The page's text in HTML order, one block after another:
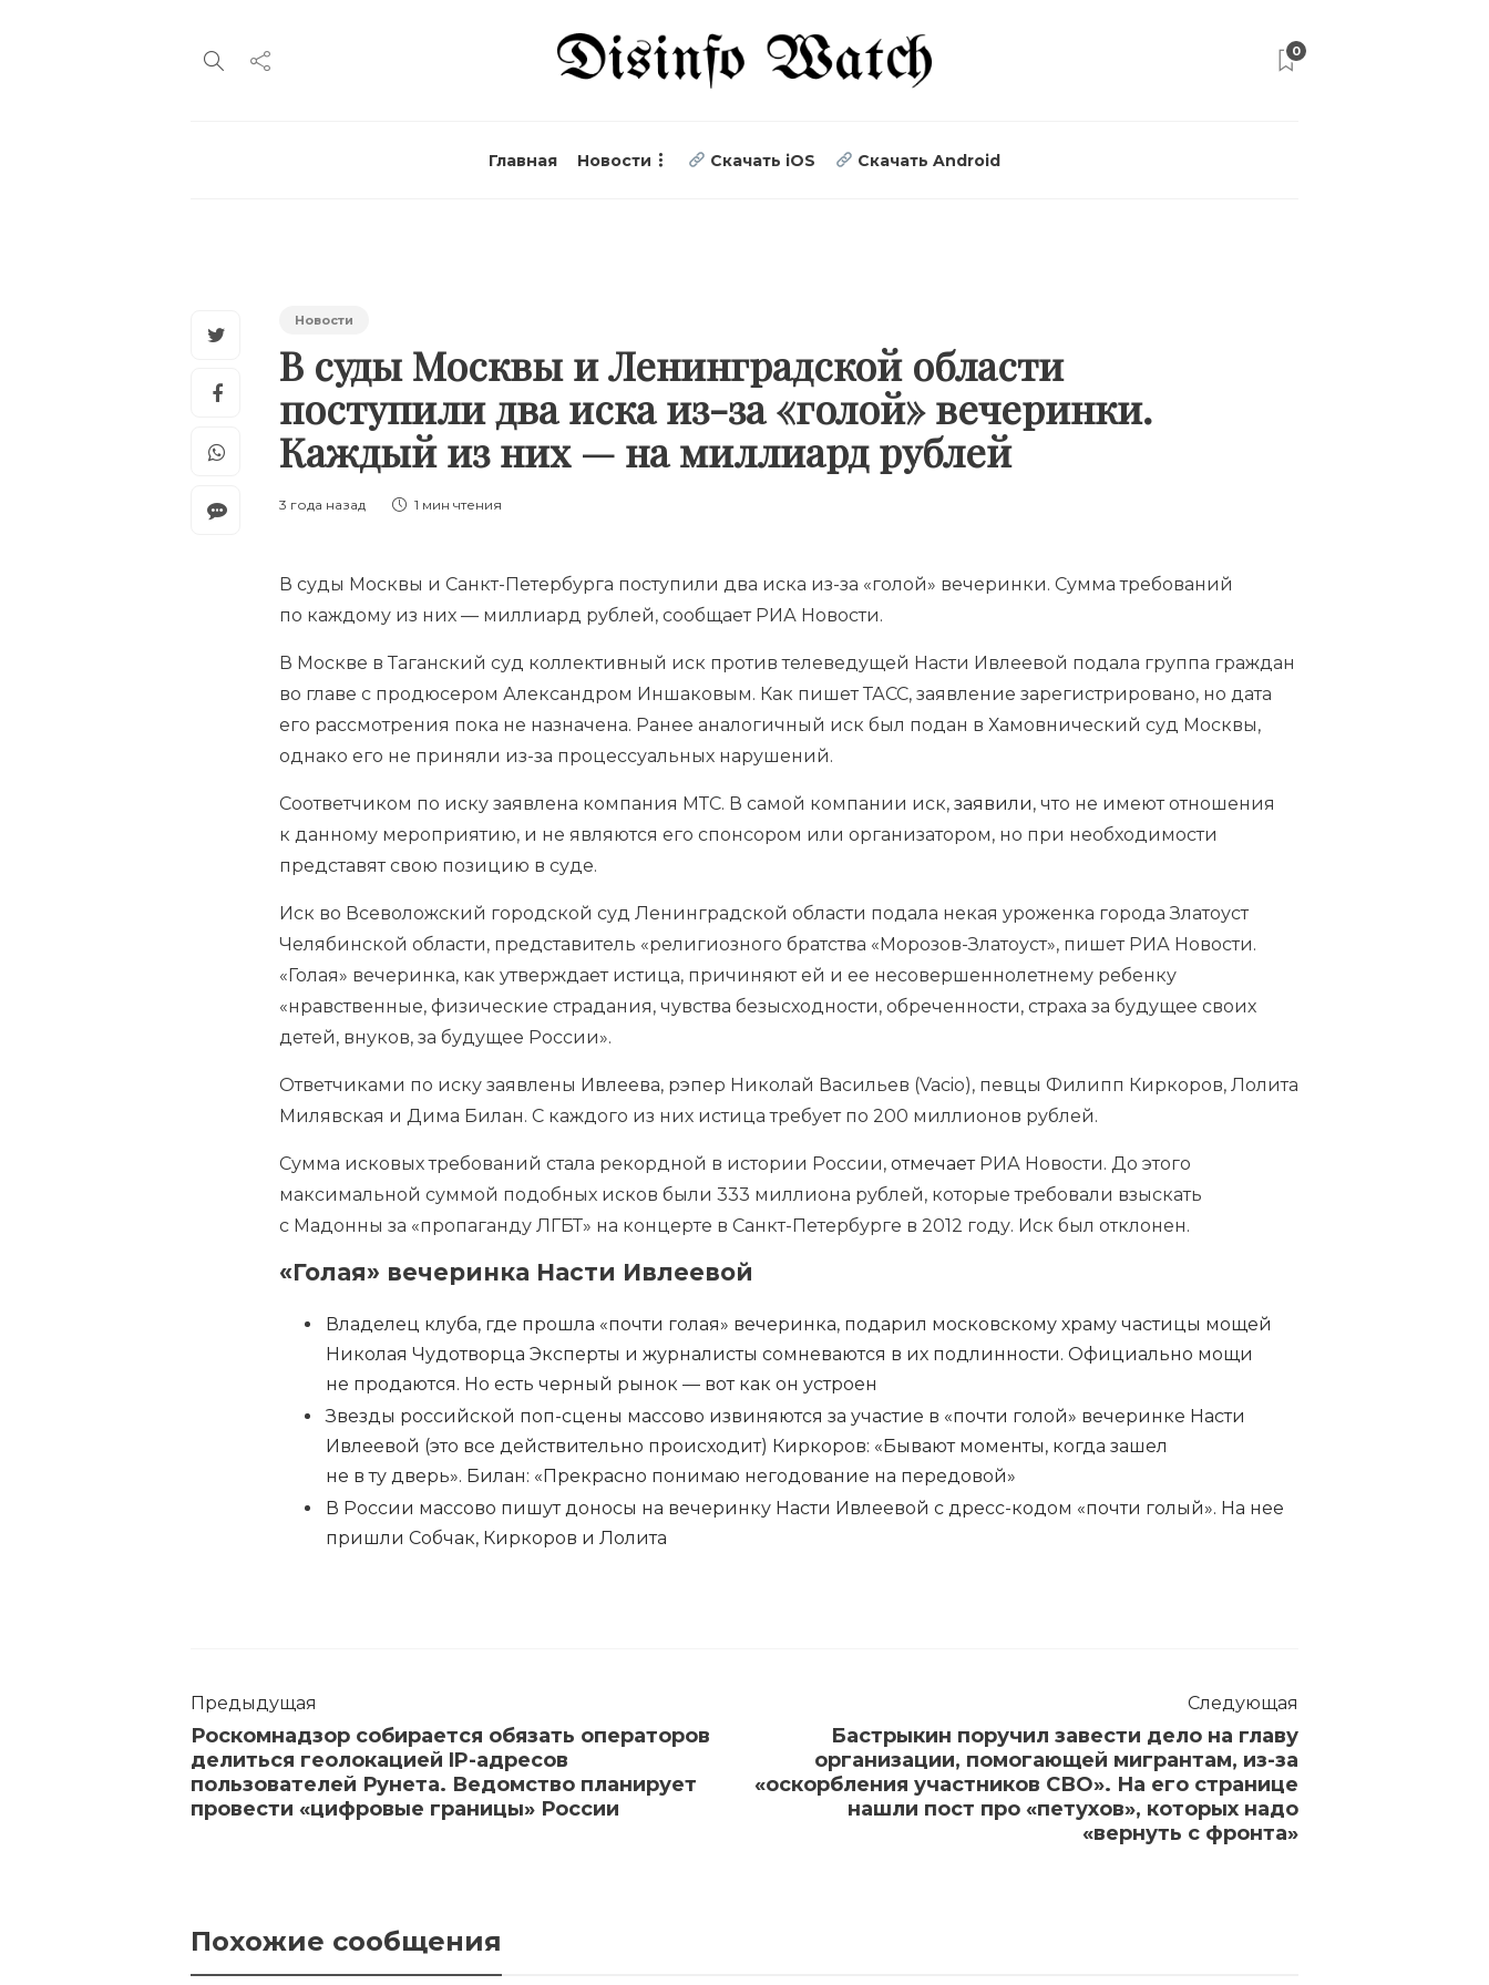
0
Главная Новости Скачать iOS Скачать Android
Новости
В суды Москвы и Ленинградской области
поступили два иска из-за «голой» вечеринки.
Каждый из них — на миллиард рублей
3 года назад 1 мин чтения
В суды Москвы и Санкт-Петербурга поступили два иска из-за «голой» вечеринки. Сумма требований
по каждому из них — миллиард рублей, сообщает РИА Новости.
В Москве в Таганский суд коллективный иск против телеведущей Насти Ивлеевой подала группа граждан
во главе с продюсером Александром Иншаковым. Как пишет ТАСС, заявление зарегистрировано, но дата
его рассмотрения пока не назначена. Ранее аналогичный иск был подан в Хамовнический суд Москвы,
однако его не приняли из-за процессуальных нарушений.
Соответчиком по иску заявлена компания МТС. В самой компании иск, заявили, что не имеют отношения
к данному мероприятию, и не являются его спонсором или организатором, но при необходимости
представят свою позицию в суде.
Иск во Всеволожский городской суд Ленинградской области подала некая уроженка города Златоуст
Челябинской области, представитель «религиозного братства «Морозов-Златоуст», пишет РИА Новости.
«Голая» вечеринка, как утверждает истица, причиняют ей и ее несовершеннолетнему ребенку
«нравственные, физические страдания, чувства безысходности, обреченности, страха за будущее своих
детей, внуков, за будущее России».
Ответчиками по иску заявлены Ивлеева, рэпер Николай Васильев (Vacio), певцы Филипп Киркоров, Лолита
Милявская и Дима Билан. С каждого из них истица требует по 200 миллионов рублей.
Сумма исковых требований стала рекордной в истории России, отмечаетРИА Новости. До этого
максимальной суммой подобных исков были 333 миллиона рублей, которые требовали взыскать
с Мадонны за «пропаганду ЛГБТ» на концерте в Санкт-Петербурге в 2012 году. Иск был отклонен.
«Голая» вечеринка Насти Ивлеевой
Владелец клуба, где прошла «почти голая» вечеринка, подарил московскому храму частицы мощей
Николая Чудотворца Эксперты и журналисты сомневаются в их подлинности. Официально мощи
не продаются. Но есть черный рынок — вот как он устроен
Звезды российской поп-сцены массово извиняются за участие в «почти голой» вечеринке Насти
Ивлеевой (это все действительно происходит) Киркоров: «Бывают моменты, когда зашел
не в ту дверь». Билан: «Прекрасно понимаю негодование на передовой»
В России массово пишут доносы на вечеринку Насти Ивлеевой с дресс-кодом «почти голый». На нее
пришли Собчак, Киркоров и Лолита
Предыдущая
Роскомнадзор собирается обязать операторов
делиться геолокацией IP-адресов
пользователей Рунета. Ведомство планирует
провести «цифровые границы» России
Следующая
Бастрыкин поручил завести дело на главу
организации, помогающей мигрантам, из-за
«оскорбления участников СВО». На его странице
нашли пост про «петухов», которых надо
«вернуть с фронта»
Похожие сообщения